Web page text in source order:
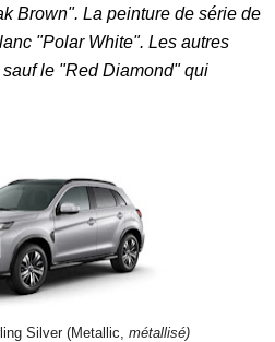
Brown". La peinture de série de
"Polar White". Les autres
le "Red Diamond" qui
Silver (Metallic, métallisé)